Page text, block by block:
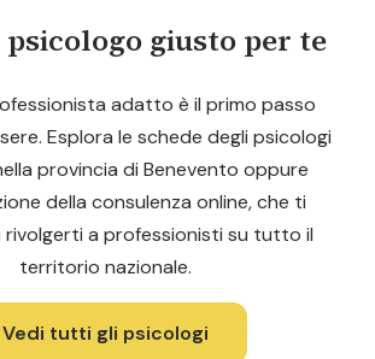
psicologo giusto per te
adatto è il primo passo
Esplora le schede degli psicologi
provincia di Benevento oppure
della consulenza online, che ti
a professionisti su tutto il
territorio nazionale.
Vedi tutti gli psicologi